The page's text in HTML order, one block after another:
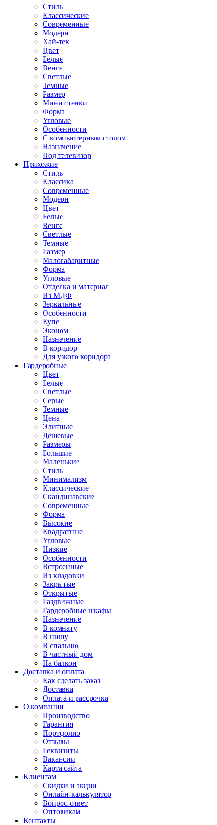
Стиль
Классические
Современные
Модерн
Хай-тек
Цвет
Белые
Венге
Светлые
Темные
Размер
Мини стенки
Форма
Угловые
Особенности
С компьютерным столом
Назначение
Под телевизор
Прихожие
Стиль
Классика
Современные
Модерн
Цвет
Белые
Венге
Светлые
Темные
Размер
Малогабаритные
Форма
Угловые
Отделка и материал
Из МДФ
Зеркальные
Особенности
Купе
Эконом
Назначение
В коридор
Для узкого коридора
Гардеробные
Цвет
Белые
Светлые
Серые
Темные
Цена
Элитные
Дешевые
Размеры
Большие
Маленькие
Стиль
Минимализм
Классические
Скандинавские
Современные
Форма
Высокие
Квадратные
Угловые
Низкие
Особенности
Встроенные
Из кладовки
Закрытые
Открытые
Раздвижные
Гардеробные шкафы
Назначение
В комнату
В нишу
В спальню
В частный дом
На балкон
Доставка и оплата
Как сделать заказ
Доставка
Оплата и рассрочка
О компании
Производство
Гарантия
Портфолио
Отзывы
Реквизиты
Вакансии
Карта сайта
Клиентам
Скидки и акции
Онлайн-калькулятор
Вопрос-ответ
Оптовикам
Контакты